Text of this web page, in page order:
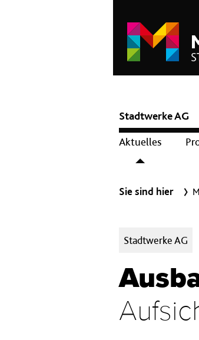
Hauptnavigation
Stadtwerke AG
Aktuelles
Sie sind hier
Kategorien:
Stadtwerke AG